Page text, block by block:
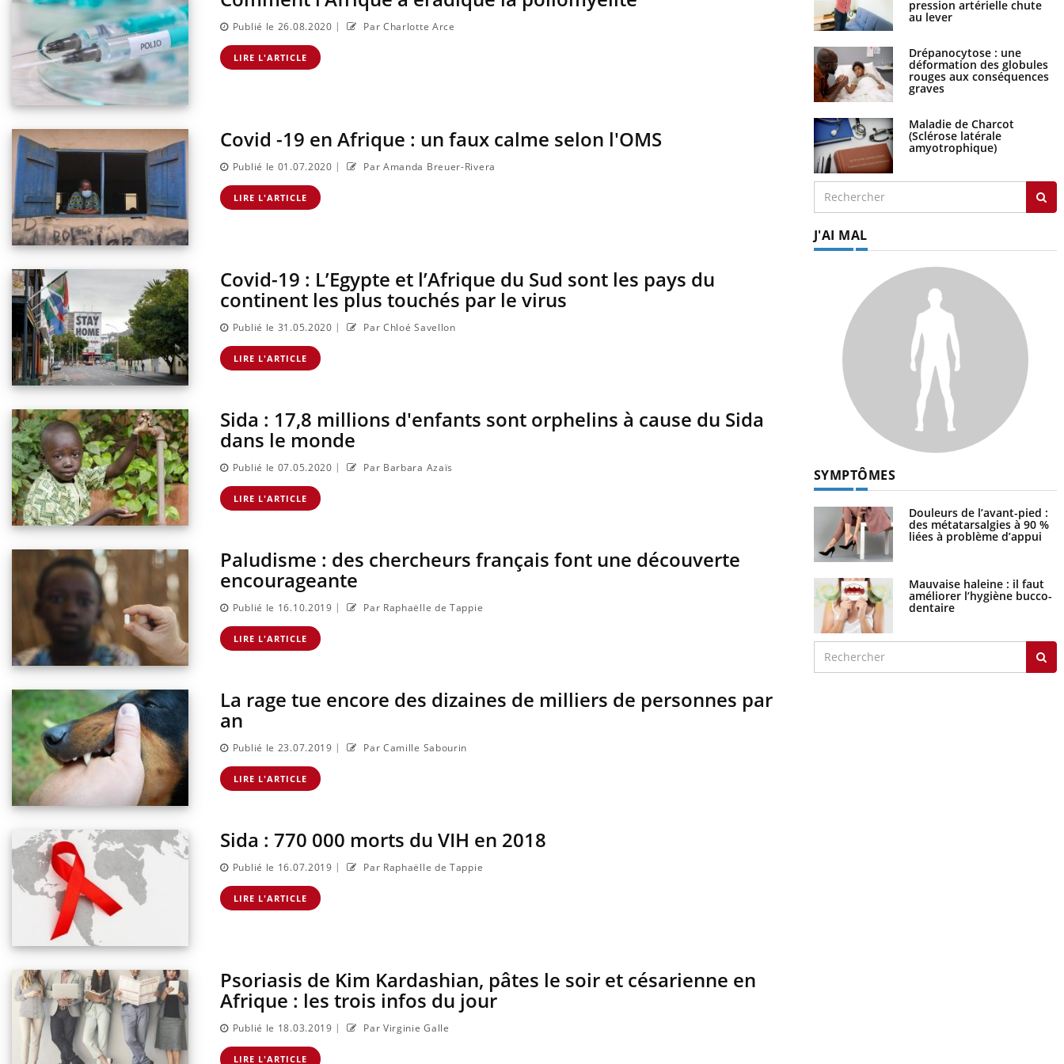
Publié le 26.08.2020 | Par Charlotte Arce
LIRE L'ARTICLE
Covid -19 en Afrique : un faux calme selon l'OMS
Publié le 01.07.2020 | Par Amanda Breuer-Rivera
LIRE L'ARTICLE
Covid-19 : L’Egypte et l’Afrique du Sud sont les pays du
continent les plus touchés par le virus
Publié le 31.05.2020 | Par Chloé Savellon
LIRE L'ARTICLE
Sida : 17,8 millions d'enfants sont orphelins à cause du Sida
dans le monde
Publié le 07.05.2020 | Par Barbara Azaïs
LIRE L'ARTICLE
Paludisme : des chercheurs français font une découverte
encourageante
Publié le 16.10.2019 | Par Raphaëlle de Tappie
LIRE L'ARTICLE
La rage tue encore des dizaines de milliers de personnes par
an
Publié le 23.07.2019 | Par Camille Sabourin
LIRE L'ARTICLE
Sida : 770 000 morts du VIH en 2018
Publié le 16.07.2019 | Par Raphaëlle de Tappie
LIRE L'ARTICLE
Psoriasis de Kim Kardashian, pâtes le soir et césarienne en
Afrique : les trois infos du jour
Publié le 18.03.2019 | Par Virginie Galle
LIRE L'ARTICLE
pression artérielle chute
au lever
Drépanocytose : une
déformation des globules
rouges aux conséquences
graves
Maladie de Charcot
(Sclérose latérale
amyotrophique)
J'AI MAL
SYMPTÔMES
Douleurs de l’avant-pied :
des métatarsalgies à 90 %
liées à problème d’appui
Mauvaise haleine : il faut
améliorer l’hygiène bucco-
dentaire